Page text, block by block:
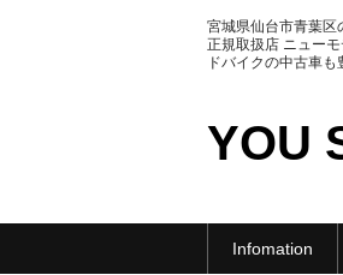
宮城県仙台市青葉区
正規取扱店 ニュー
ドバイクの中古車
YOU
Infomation